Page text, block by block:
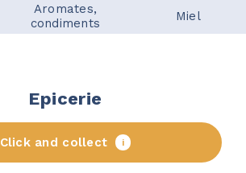
Aromates,
condiments
Miel
Epicerie
Click and collect i